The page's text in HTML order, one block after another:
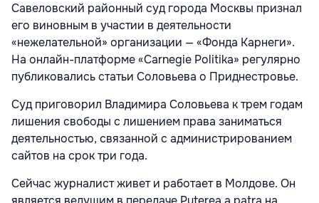
Савеловский районный суд города Москвы признал
его виновным в участии в деятельности
«нежелательной» организации — «Фонда Карнеги».
На онлайн-платформе «Carnegie Politika» регулярно
публиковались статьи Соловьева о Приднестровье.
Суд приговорил Владимира Соловьева к трем годам
лишения свободы с лишением права заниматься
деятельностью, связанной с администрированием
сайтов на срок три года.
Сейчас журналист живет и работает в Молдове. Он